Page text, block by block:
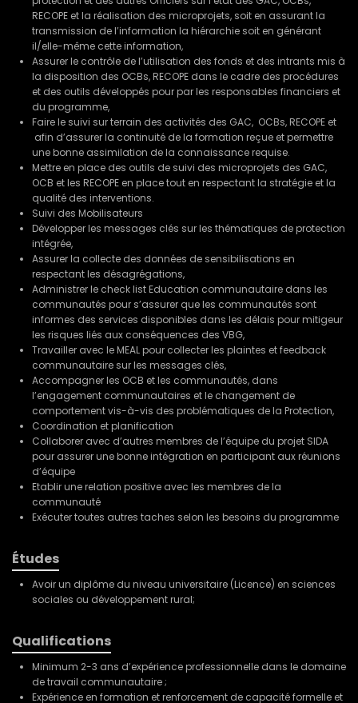
RECOPE et la réalisation des microprojets, soit en assurant la
transmission de l’information la hiérarchie soit en générant
il/elle-même cette information,
Assurer le contrôle de l’utilisation des fonds et des intrants mis à
la disposition des OCBs, RECOPE dans le cadre des procédures
et des outils développés pour par les responsables financiers et
du programme,
Faire le suivi sur terrain des activités des GAC, OCBs, RECOPE et
afin d’assurer la continuité de la formation reçue et permettre
une bonne assimilation de la connaissance requise.
Mettre en place des outils de suivi des microprojets des GAC,
OCB et les RECOPE en place tout en respectant la stratégie et la
qualité des interventions.
Suivi des Mobilisateurs
Développer les messages clés sur les thématiques de protection
intégrée,
Assurer la collecte des données de sensibilisations en
respectant les désagrégations,
Administrer le check list Education communautaire dans les
communautés pour s’assurer que les communautés sont
informes des services disponibles dans les délais pour mitigeur
les risques liés aux conséquences des VBG,
Travailler avec le MEAL pour collecter les plaintes et feedback
communautaire sur les messages clés,
Accompagner les OCB et les communautés, dans
l’engagement communautaires et le changement de
comportement vis-à-vis des problématiques de la Protection,
Coordination et planification
Collaborer avec d’autres membres de l’équipe du projet SIDA
pour assurer une bonne intégration en participant aux réunions
d’équipe
Etablir une relation positive avec les membres de la
communauté
Exécuter toutes autres taches selon les besoins du programme
Études
Avoir un diplôme du niveau universitaire (Licence) en sciences
sociales ou développement rural;
Qualifications
Minimum 2-3 ans d’expérience professionnelle dans le domaine
de travail communautaire ;
Expérience en formation et renforcement de capacité formelle et